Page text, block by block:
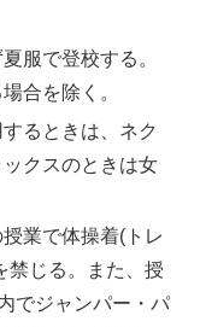
服で登校する。
合を除く。
るときは、ネク
クスのときは女
業で体操着(トレ
禁じる。また、授
でジャンパー・パ